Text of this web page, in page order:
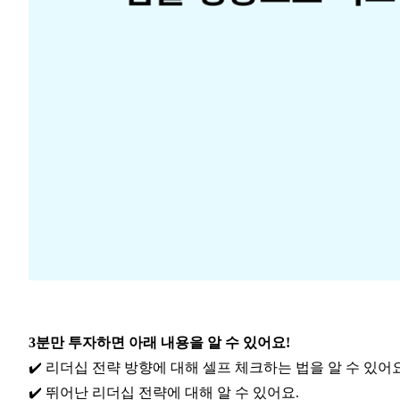
3분만 투자하면 아래 내용을 알 수 있어요!
✔️ 리더십 전략 방향에 대해 셀프 체크하는 법을 알 수 있어
✔️ 뛰어난 리더십 전략에 대해 알 수 있어요.